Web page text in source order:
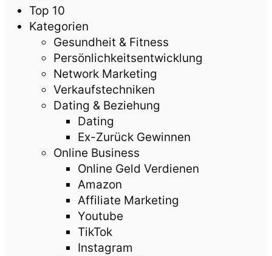
Top 10
Kategorien
Gesundheit & Fitness
Persönlichkeitsentwicklung
Network Marketing
Verkaufstechniken
Dating & Beziehung
Dating
Ex-Zurück Gewinnen
Online Business
Online Geld Verdienen
Amazon
Affiliate Marketing
Youtube
TikTok
Instagram